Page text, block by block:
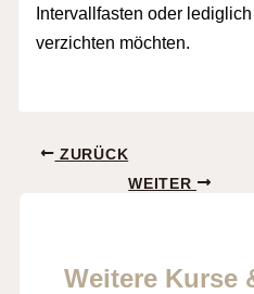
Intervallfasten oder
verzichten möchten.
ZURÜCK
WEITER
Weitere Kurse